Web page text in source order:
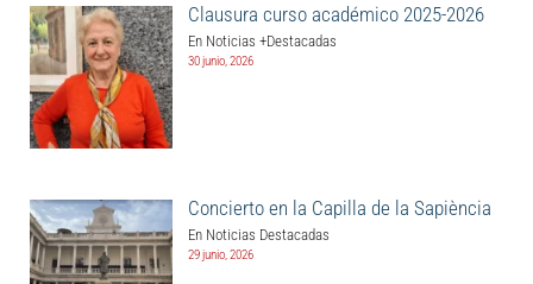
Clausura curso académico 2025-2026
En Noticias +Destacadas
30 junio, 2026
Concierto en la Capilla de la Sapiència
En Noticias Destacadas
29 junio, 2026